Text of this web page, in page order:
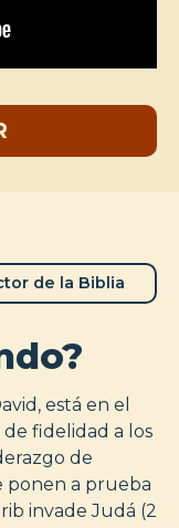
de la Biblia
está en el
fidelidad a los
de
ponen a prueba
invade Judá (2